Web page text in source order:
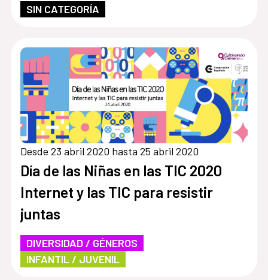
SIN CATEGORÍA
Desde 23 abril 2020 hasta 25 abril 2020
Día de las Niñas en las TIC 2020
Internet y las TIC para resistir
juntas
DIVERSIDAD / GÉNEROS
INFANTIL / JUVENIL